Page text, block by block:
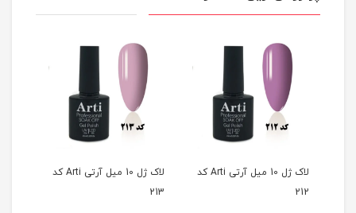
لاک ژل 10 میل آرتی Arti کد
212
لاک ژل 10 میل آرتی Arti کد
213